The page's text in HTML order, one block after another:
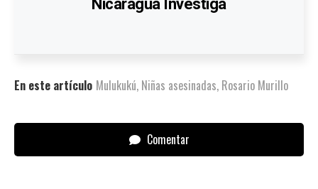
Nicaragua Investiga
En este artículo Mulukukú, Niñas asesinadas, Rosario Murillo
Comentar